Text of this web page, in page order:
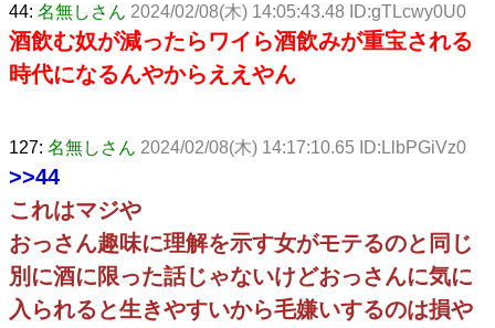
44: 名無しさん 2024/02/08(木) 14:05:43.48 ID:gTLcwy0U0
酒飲む奴が減ったらワイら酒飲みが重宝される
時代になるんやからええやん
127: 名無しさん 2024/02/08(木) 14:17:10.65 ID:LlbPGiVz0
>>44
これはマジや
おっさん趣味に理解を示す女がモテるのと同じ
別に酒に限った話じゃないけどおっさんに気に
入られると生きやすいから毛嫌いするのは損や